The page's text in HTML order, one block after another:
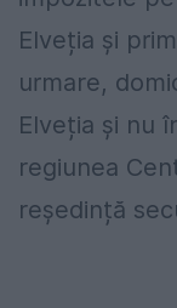
Elveția și
urmare,
Elveția și nu
regiunea
reședință